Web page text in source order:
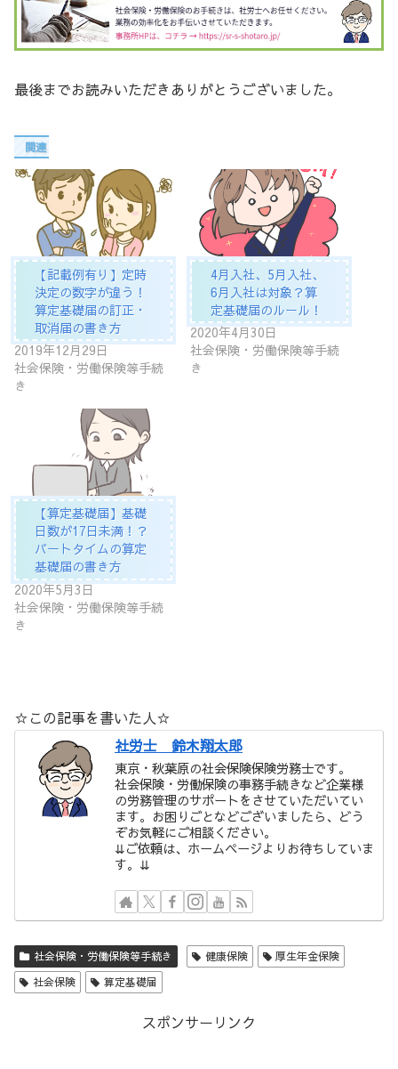
最後までお読みいただきありがとうございました。
関連
【記載例有り】定時
決定の数字が違う！
算定基礎届の訂正・
取消届の書き方
2019年12月29日
社会保険・労働保険等手続
き
4月入社、5月入社、
6月入社は対象？算
定基礎届のルール！
2020年4月30日
社会保険・労働保険等手続
き
【算定基礎届】基礎
日数が17日未満！？
パートタイムの算定
基礎届の書き方
2020年5月3日
社会保険・労働保険等手続
き
☆この記事を書いた人☆
社労士 鈴木翔太郎
東京・秋葉原の社会保険保険労務士です。
社会保険・労働保険の事務手続きなど企業様
の労務管理のサポートをさせていただいてい
ます。お困りごとなどございましたら、どう
ぞお気軽にご相談ください。
⇊ご依頼は、ホームページよりお待ちしていま
す。⇊
社会保険・労働保険等手続き 健康保険
厚生年金保険
社会保険
算定基礎届
スポンサーリンク